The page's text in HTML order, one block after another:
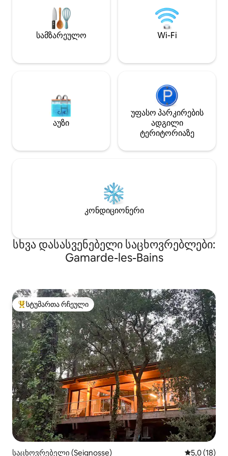
შეკვეთა შესაძლებელია საღამოს (48
საათით ადრე შეკვეთით)
Დამატებითი
პირსახოცები BZ
სამზარეულო Wi-Fi
აუზი
უფასო პარკირების
ადგილი
ტერიტორიაზე
კონდიციონერი
სხვა დასასვენებელი საცხოვრებლები:
Gamarde-les-Bains
სტუმართა რჩეული მოწინავე ვარიანტი
სტუმართა რჩეული
საცხოვრებელი (Seignosse) საშუალო
5,0 (18)